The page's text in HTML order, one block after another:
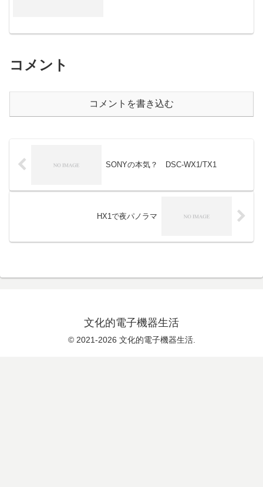
コメント
コメントを書き込む
SONYの本気？ DSC-WX1/TX1
HX1で夜パノラマ
文化的電子機器生活
© 2021-2026 文化的電子機器生活.